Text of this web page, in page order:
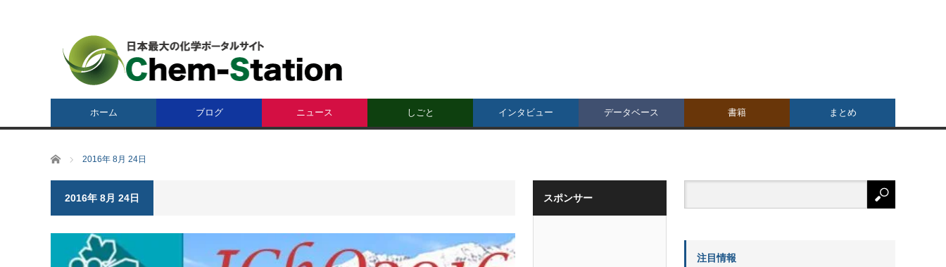
ホーム ブログ ニュース しごと インタビュー データベース 書籍 まとめ
ホーム 2016年 8月 24日
2016年 8月 24日 スポンサー
注目情報